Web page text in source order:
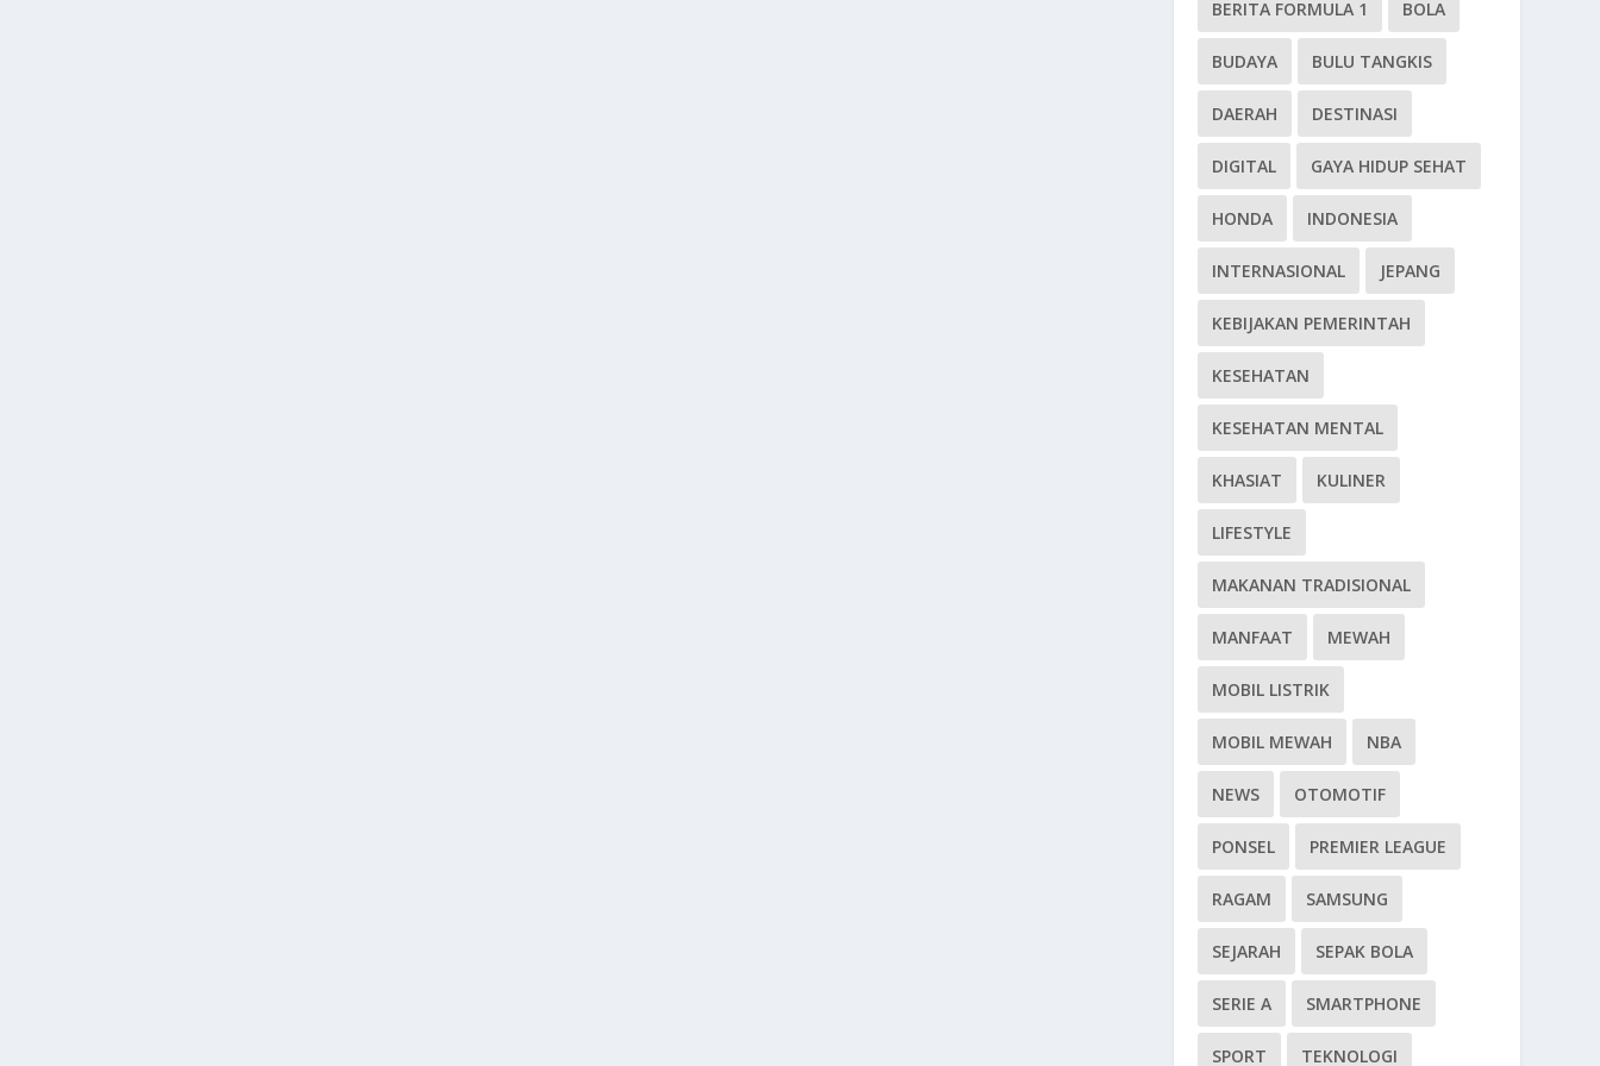
BERITA FORMULA 1 BOLA
BUDAYA BULU TANGKIS
DAERAH DESTINASI
DIGITAL GAYA HIDUP SEHAT
HONDA INDONESIA
INTERNASIONAL JEPANG
KEBIJAKAN PEMERINTAH
KESEHATAN
KESEHATAN MENTAL
KHASIAT KULINER
LIFESTYLE
MAKANAN TRADISIONAL
MANFAAT MEWAH
MOBIL LISTRIK
MOBIL MEWAH NBA
NEWS OTOMOTIF
PONSEL PREMIER LEAGUE
RAGAM SAMSUNG
SEJARAH SEPAK BOLA
SERIE A SMARTPHONE
SPORT TEKNOLOGI